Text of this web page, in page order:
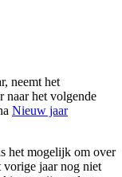
neemt het
naar het volgende
Nieuw jaar
het mogelijk om over
vorige jaar nog niet